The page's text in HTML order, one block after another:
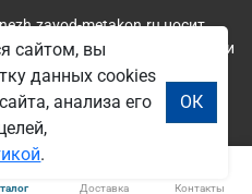
metakon.ru носит
и справочный характер и ни
публичной офертой. Всю
узнать по телефонам
Доставка Контакты
сайтом, вы
данных cookies
анализа его
.
ОК